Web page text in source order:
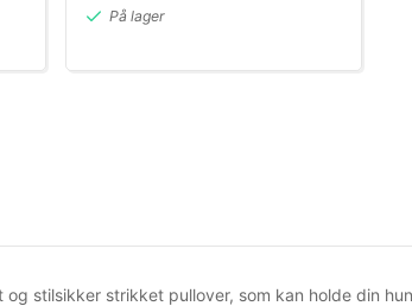
På lager
og stilsikker strikket pullover, som kan holde din